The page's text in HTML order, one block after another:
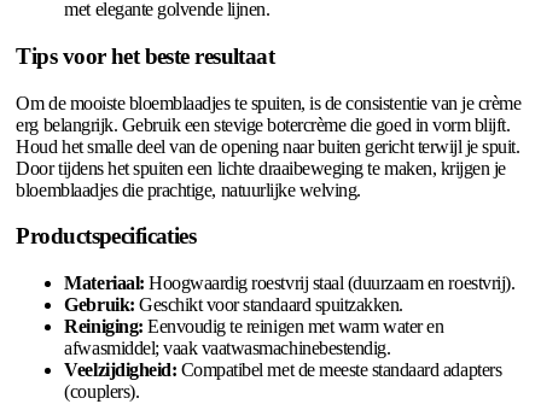
met elegante golvende lijnen.
Tips voor het beste resultaat
Om de mooiste bloemblaadjes te spuiten, is de consistentie van je crème
erg belangrijk. Gebruik een stevige botercrème die goed in vorm blijft.
Houd het smalle deel van de opening naar buiten gericht terwijl je spuit.
Door tijdens het spuiten een lichte draaibeweging te maken, krijgen je
bloemblaadjes die prachtige, natuurlijke welving.
Productspecificaties
Materiaal: Hoogwaardig roestvrij staal (duurzaam en roestvrij).
Gebruik: Geschikt voor standaard spuitzakken.
Reiniging: Eenvoudig te reinigen met warm water en
afwasmiddel; vaak vaatwasmachinebestendig.
Veelzijdigheid: Compatibel met de meeste standaard adapters
(couplers).